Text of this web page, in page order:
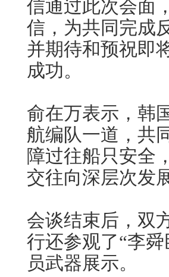
信通过此次会面
信，为共同完成
并期待和预祝即
成功。
俞在万表示，韩
航编队一道，共
障过往船只安全
交往向深层次发
会谈结束后，双
行还参观了“李
员武器展示。